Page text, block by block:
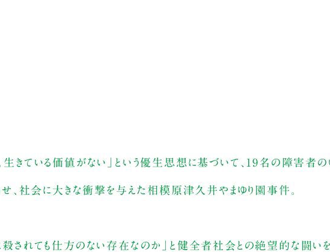
きている価値がない」という優生思想に基づいて、19名の障害者
、社会に大きな衝撃を与えた相模原津久井やまゆり園事件。
されても仕方のない存在なのか」と健全者社会との絶望的な闘い